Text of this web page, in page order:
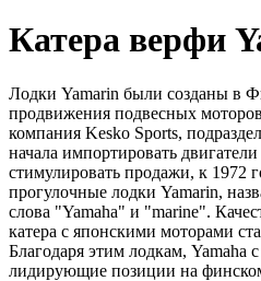
Катера верфи
Лодки Yamarin были созданы в
продвижения подвесных
компания Kesko Sports,
начала импортировать
стимулировать продажи, к 1972
прогулочные лодки Yamarin,
слова "Yamaha" и "marine".
катера с японскими моторами
Благодаря этим лодкам, Yamaha
лидирующие позиции на